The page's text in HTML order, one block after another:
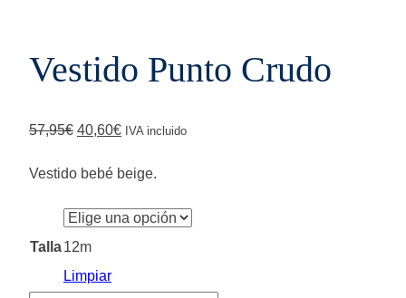
Vestido Punto Crudo
57,95€ El
era:
57,95€.
40,60€El
es:
IVA incluido
Vestido bebé beige.
Talla12m
Limpiar